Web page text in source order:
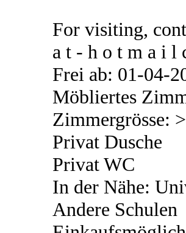
For visiting,
a t - h o t m a i l
Frei ab: 01-04-
Möbliertes
Zimmergrösse:
Privat Dusche
Privat WC
In der Nähe:
Andere Schulen